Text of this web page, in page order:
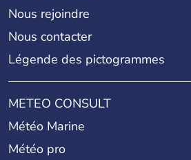
Nous rejoindre
Nous contacter
Légende des pictogrammes
METEO CONSULT
Météo Marine
Météo pro